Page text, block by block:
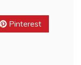
Pinterest